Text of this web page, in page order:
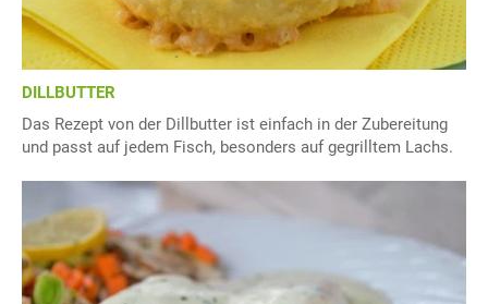
DILLBUTTER
Das Rezept von der Dillbutter ist einfach in der Zubereitung
und passt auf jedem Fisch, besonders auf gegrilltem Lachs.